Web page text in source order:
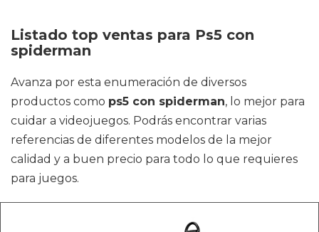
Listado top ventas para Ps5 con
spiderman
Avanza por esta enumeración de diversos
productos como ps5 con spiderman, lo mejor para
cuidar a videojuegos. Podrás encontrar varias
referencias de diferentes modelos de la mejor
calidad y a buen precio para todo lo que requieres
para juegos.